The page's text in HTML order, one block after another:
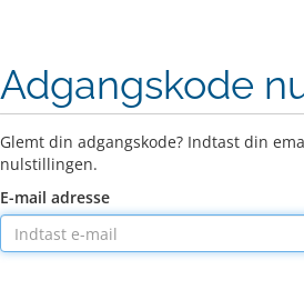
Adgangskode
Glemt din adgangskode? Indtast din
nulstillingen.
E-mail adresse